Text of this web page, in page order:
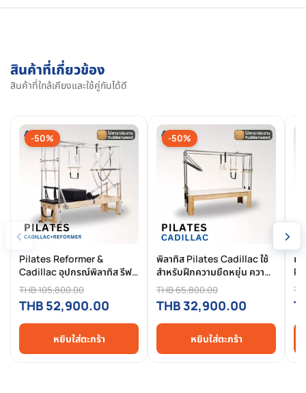
สินค้าที่เกี่ยวข้อง
สินค้าที่ใกล้เคียงและใช้คู่กันได้ดี
‹
-50%
Pilates Reformer &
Cadillac อุปกรณ์พิลาทิส รีฟ
อร์เมอร์ ไม้ยางพาราประสาน -
Homefittools
THB 105,800.00
THB 52,900.00
หยิบใส่ตะกร้า
-50%
พิลาทิส Pilates Cadillac ใช้
สำหรับฝึกความยืดหยุ่น ความ
แข็งแรง การทรงตัว ไม้
ยางพาราประสาน
THB 65,800.00
THB 32,900.00
หยิบใส่ตะกร้า
เ
ส
›